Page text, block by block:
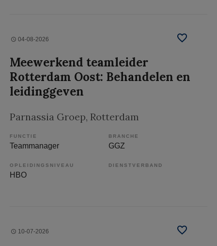
04-08-2026
Meewerkend teamleider
Rotterdam Oost: Behandelen en
leidinggeven
Parnassia Groep, Rotterdam
FUNCTIE
Teammanager
BRANCHE
GGZ
OPLEIDINGSNIVEAU
HBO
DIENSTVERBAND
10-07-2026